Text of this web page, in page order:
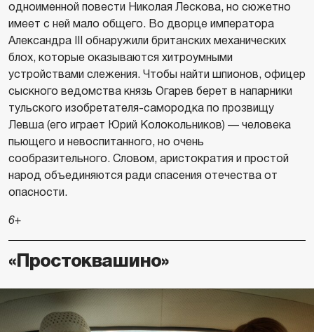
одноименной повести Николая Лескова, но сюжетно
имеет с ней мало общего. Во дворце императора
Александра III обнаружили британских механических
блох, которые оказываются хитроумными
устройствами слежения. Чтобы найти шпионов, офицер
сыскного ведомства князь Огарев берет в напарники
тульского изобретателя-самородка по прозвищу
Левша (его играет Юрий Колокольников) — человека
пьющего и невоспитанного, но очень
сообразительного. Словом, аристократия и простой
народ объединяются ради спасения отечества от
опасности.
6+
«Простоквашино»